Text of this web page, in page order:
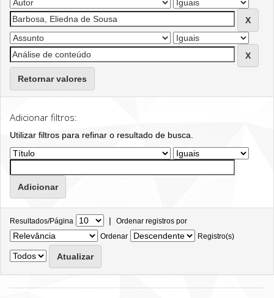
Retornar valores
Adicionar filtros:
Utilizar filtros para refinar o resultado de busca.
Resultados/Página | Ordenar registros por
Ordenar
Registro(s)